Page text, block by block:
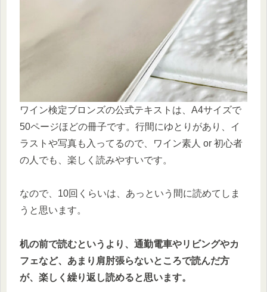
ワイン検定ブロンズの公式テキストは、A4サイズで
50ページほどの冊子です。行間にゆとりがあり、イ
ラストや写真も入ってるので、ワイン素人 or 初心者
の人でも、楽しく読みやすいです。
なので、10回くらいは、あっという間に読めてしま
うと思います。
机の前で読むというより、通勤電車やリビングやカ
フェなど、あまり肩肘張らないところで読んだ方
が、楽しく繰り返し読めると思います。